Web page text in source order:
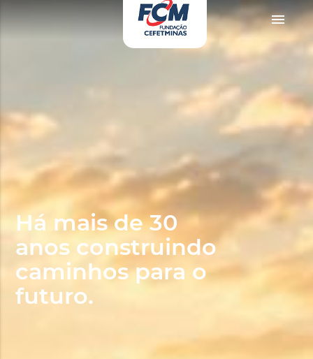
menu
zevki doruklarda yaşatan olgun matematik öğretmeninin yıllardır yarak
Há mais de 30
anos construindo
caminhos para o
futuro.